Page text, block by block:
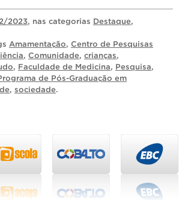
2023, nas categorias Destaque,
Amamentação, Centro de Pesquisas
, Comunidade, crianças,
, Faculdade de Medicina, Pesquisa,
de Pós-Graduação em
, sociedade.